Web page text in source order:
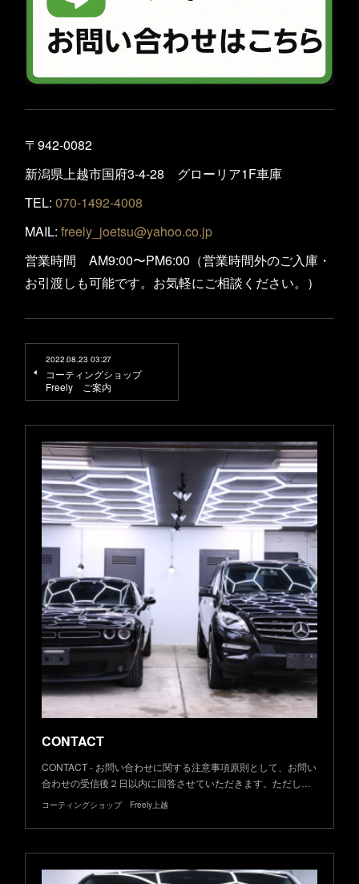
〒942-0082
新潟県上越市国府3-4-28 グローリア1F車庫
TEL: 070-1492-4008
MAIL: freely_joetsu@yahoo.co.jp
営業時間 AM9:00〜PM6:00（営業時間外のご入庫・
お引渡しも可能です。お気軽にご相談ください。）
2022.08.23 03:27
コーティングショップ
Freely ご案内
CONTACT
CONTACT - お問い合わせに関する注意事項原則として、お問い
合わせの受信後２日以内に回答させていただきます。ただし…
コーティングショップ Freely上越